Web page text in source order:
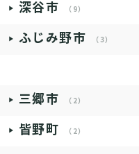
深谷市 （9）
ふじみ野市 （3）
三郷市 （2）
皆野町 （2）